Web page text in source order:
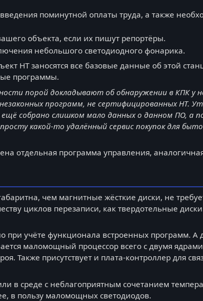
поминутной оплаты труда, а также
объекта, если их пишут репортёры.
небольшого светодиодного фонарика.
НТ заносятся все базовые данные об этой
программы.
порой докладывают об обнаружении в КПК у
программ, не сертифицированных НТ.
собрано слишком мало данных о данном ПО, а
какой-то удалённый сервис покупок для
отдельная программа управления,
чем магнитные жёсткие диски, не
циклов перезаписи, как твердотельные
при учёте функционала встроенных программ. А
маломощный процессор всего с двумя
Также присутствует и плата-контроллер для
в среде с неблагоприятным сочетанием
в пользу маломощных светодиодов.